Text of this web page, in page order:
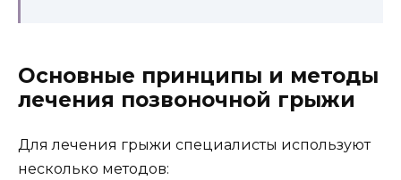
Основные принципы и методы
лечения позвоночной грыжи
Для лечения грыжи специалисты используют
несколько методов: